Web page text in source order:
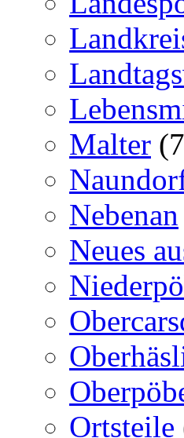
Malter
Nebenan
Neues
Ortsteile